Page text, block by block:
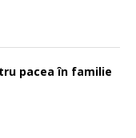
pacea în familie